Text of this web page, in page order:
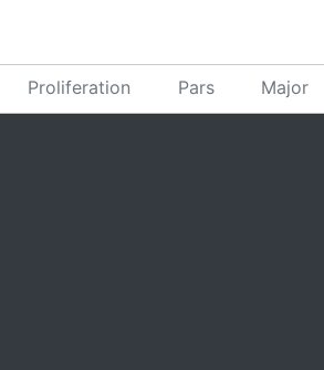
Proliferation Pars Major